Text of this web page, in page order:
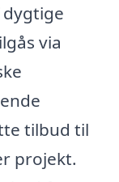
via
tilbud til
projekt.